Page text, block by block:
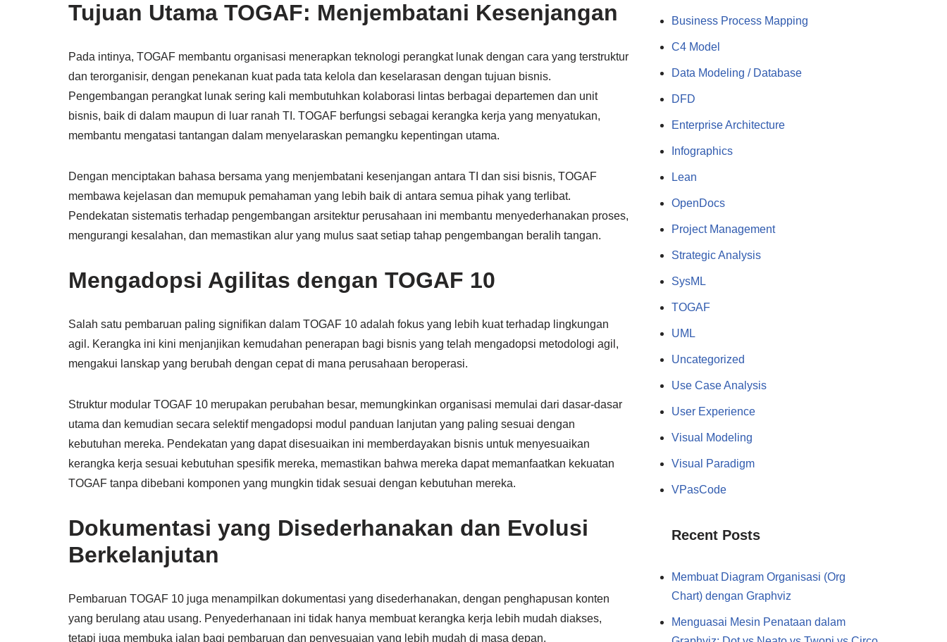
Tujuan Utama TOGAF: Menjembatani Kesenjangan
Pada intinya, TOGAF membantu organisasi menerapkan teknologi perangkat lunak dengan cara yang terstruktur
dan terorganisir, dengan penekanan kuat pada tata kelola dan keselarasan dengan tujuan bisnis.
Pengembangan perangkat lunak sering kali membutuhkan kolaborasi lintas berbagai departemen dan unit
bisnis, baik di dalam maupun di luar ranah TI. TOGAF berfungsi sebagai kerangka kerja yang menyatukan,
membantu mengatasi tantangan dalam menyelaraskan pemangku kepentingan utama.
Dengan menciptakan bahasa bersama yang menjembatani kesenjangan antara TI dan sisi bisnis, TOGAF
membawa kejelasan dan memupuk pemahaman yang lebih baik di antara semua pihak yang terlibat.
Pendekatan sistematis terhadap pengembangan arsitektur perusahaan ini membantu menyederhanakan proses,
mengurangi kesalahan, dan memastikan alur yang mulus saat setiap tahap pengembangan beralih tangan.
Mengadopsi Agilitas dengan TOGAF 10
Salah satu pembaruan paling signifikan dalam TOGAF 10 adalah fokus yang lebih kuat terhadap lingkungan
agil. Kerangka ini kini menjanjikan kemudahan penerapan bagi bisnis yang telah mengadopsi metodologi agil,
mengakui lanskap yang berubah dengan cepat di mana perusahaan beroperasi.
Struktur modular TOGAF 10 merupakan perubahan besar, memungkinkan organisasi memulai dari dasar-dasar
utama dan kemudian secara selektif mengadopsi modul panduan lanjutan yang paling sesuai dengan
kebutuhan mereka. Pendekatan yang dapat disesuaikan ini memberdayakan bisnis untuk menyesuaikan
kerangka kerja sesuai kebutuhan spesifik mereka, memastikan bahwa mereka dapat memanfaatkan kekuatan
TOGAF tanpa dibebani komponen yang mungkin tidak sesuai dengan kebutuhan mereka.
Dokumentasi yang Disederhanakan dan Evolusi
Berkelanjutan
Pembaruan TOGAF 10 juga menampilkan dokumentasi yang disederhanakan, dengan penghapusan konten
yang berulang atau usang. Penyederhanaan ini tidak hanya membuat kerangka kerja lebih mudah diakses,
tetapi juga membuka jalan bagi pembaruan dan penyesuaian yang lebih mudah di masa depan.
Business Process Mapping
C4 Model
Data Modeling / Database
DFD
Enterprise Architecture
Infographics
Lean
OpenDocs
Project Management
Strategic Analysis
SysML
TOGAF
UML
Uncategorized
Use Case Analysis
User Experience
Visual Modeling
Visual Paradigm
VPasCode
Recent Posts
Membuat Diagram Organisasi (Org
Chart) dengan Graphviz
Menguasai Mesin Penataan dalam